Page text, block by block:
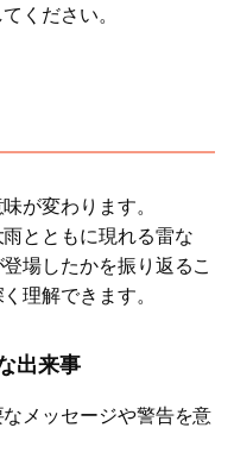
ください。
が変わります。
とともに現れる雷な
場したかを振り返るこ
理解できます。
出来事
メッセージや警告を意